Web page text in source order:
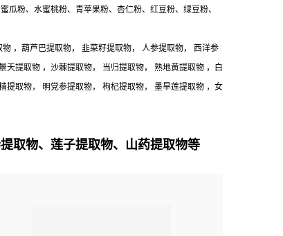
粉、水蜜桃粉、青苹果粉、杏仁粉、红豆粉、绿豆粉、
，葫芦巴提取物， 韭菜籽提取物， 人参提取物， 西洋参
提取物 ，沙棘提取物， 当归提取物， 熟地黄提取物 ，白
提取物， 明党参提取物， 枸杞提取物， 墨旱莲提取物 ，女
取物、莲子提取物、山药提取物等